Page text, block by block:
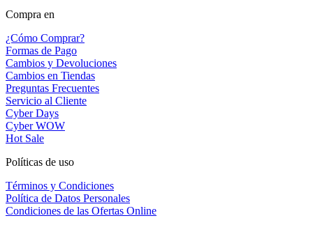
Compra en
¿Cómo Comprar?
Formas de Pago
Cambios y Devoluciones
Cambios en Tiendas
Preguntas Frecuentes
Servicio al Cliente
Cyber Days
Cyber WOW
Hot Sale
Políticas de uso
Términos y Condiciones
Política de Datos Personales
Condiciones de las Ofertas Online